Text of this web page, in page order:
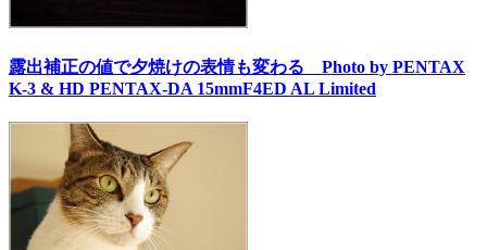
露出補正の値で夕焼けの表情も変わる Photo by PENTAX
K-3 & HD PENTAX-DA 15mmF4ED AL Limited